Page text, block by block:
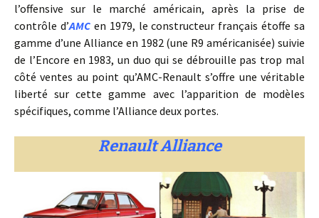
l’offensive sur le marché américain, après la prise de
contrôle d’AMCen 1979, le constructeur français étoffe sa
gamme d’une Alliance en 1982 (une R9 américanisée) suivie
de l’Encore en 1983, un duo qui se débrouille pas trop mal
côté ventes au point qu’AMC-Renault s’offre une véritable
liberté sur cette gamme avec l’apparition de modèles
spécifiques, comme l’Alliance deux portes.
Renault Alliance